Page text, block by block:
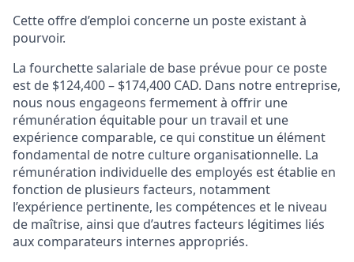
Cette offre d’emploi concerne un poste existant à
pourvoir.
La fourchette salariale de base prévue pour ce poste
est de $124,400 – $174,400 CAD. Dans notre entreprise,
nous nous engageons fermement à offrir une
rémunération équitable pour un travail et une
expérience comparable, ce qui constitue un élément
fondamental de notre culture organisationnelle. La
rémunération individuelle des employés est établie en
fonction de plusieurs facteurs, notamment
l’expérience pertinente, les compétences et le niveau
de maîtrise, ainsi que d’autres facteurs légitimes liés
aux comparateurs internes appropriés.